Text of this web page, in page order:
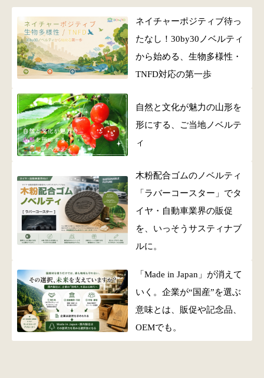
ネイチャーポジティブ待っ
たなし！30by30ノベルティ
から始める、生物多様性・
TNFD対応の第一歩
自然と文化が魅力の山形を
形にする、ご当地ノベルテ
ィ
木粉配合ゴムのノベルティ
「ラバーコースター」でタ
イヤ・自動車業界の販促
を、いっそうサスティナブ
ルに。
「Made in Japan」が消えて
いく。企業が“国産”を選ぶ
意味とは、販促や記念品、
OEMでも。